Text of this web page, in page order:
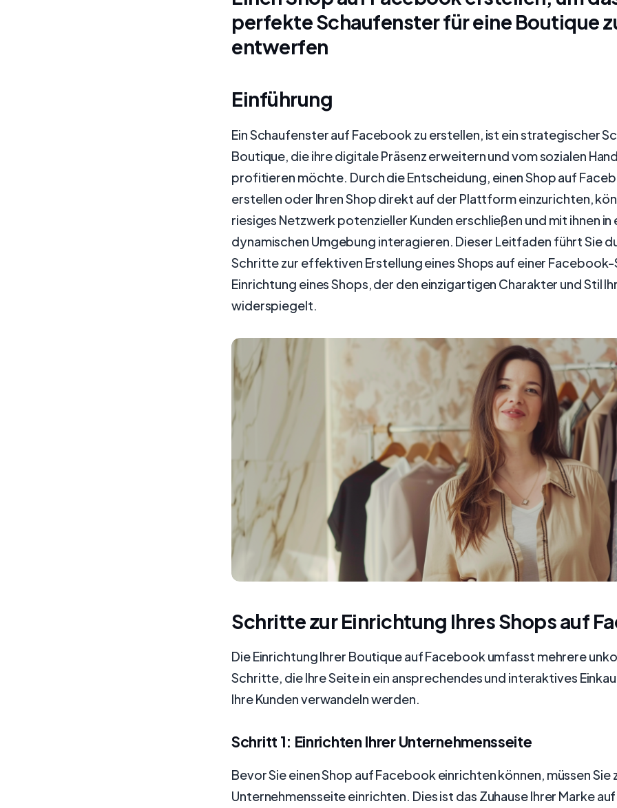
perfekte Schaufenster für eine Boutique
entwerfen
Einführung
Ein Schaufenster auf Facebook zu erstellen, ist ein strategischer
Boutique, die ihre digitale Präsenz erweitern und vom sozialen
profitieren möchte. Durch die Entscheidung, einen Shop auf
erstellen oder Ihren Shop direkt auf der Plattform einzurichten,
riesiges Netzwerk potenzieller Kunden erschließen und mit ihnen in
dynamischen Umgebung interagieren. Dieser Leitfaden führt Sie
Schritte zur effektiven Erstellung eines Shops auf einer Facebook-
Einrichtung eines Shops, der den einzigartigen Charakter und Stil
widerspiegelt.
Schritte zur Einrichtung Ihres Shops auf
Die Einrichtung Ihrer Boutique auf Facebook umfasst mehrere
Schritte, die Ihre Seite in ein ansprechendes und interaktives
Ihre Kunden verwandeln werden.
Schritt 1: Einrichten Ihrer Unternehmensseite
Bevor Sie einen Shop auf Facebook einrichten können, müssen Sie
Unternehmensseite einrichten. Dies ist das Zuhause Ihrer Marke